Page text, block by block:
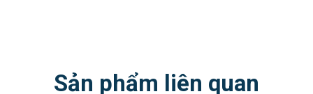
Sản phẩm liên quan